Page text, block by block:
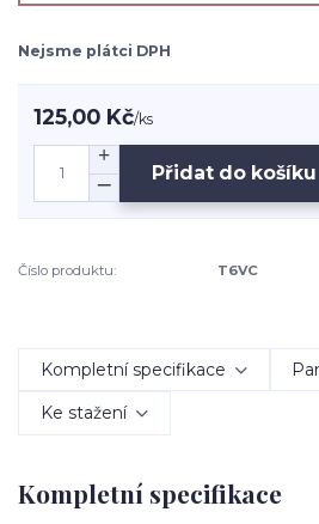
Nejsme plátci DPH
125,00 Kč/ks
Přidat do košíku
Číslo produktu: T6VC
Kompletní specifikace
Ke stažení
Kompletní specifikace